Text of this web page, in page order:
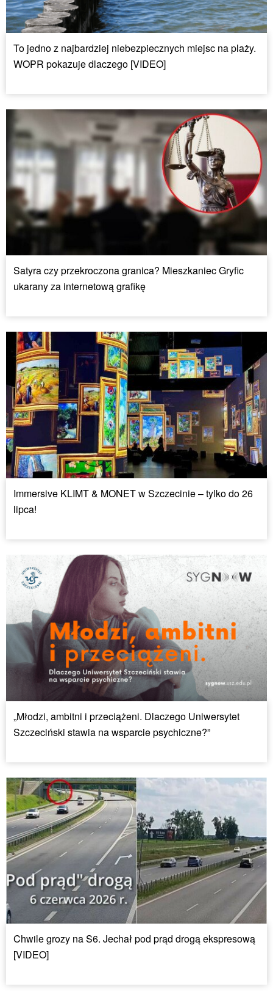
To jedno z najbardziej niebezpiecznych miejsc na plaży.
WOPR pokazuje dlaczego [VIDEO]
Satyra czy przekroczona granica? Mieszkaniec Gryfic
ukarany za internetową grafikę
Immersive KLIMT & MONET w Szczecinie – tylko do 26
lipca!
„Młodzi, ambitni i przeciążeni. Dlaczego Uniwersytet
Szczeciński stawia na wsparcie psychiczne?”
Chwile grozy na S6. Jechał pod prąd drogą ekspresową
[VIDEO]